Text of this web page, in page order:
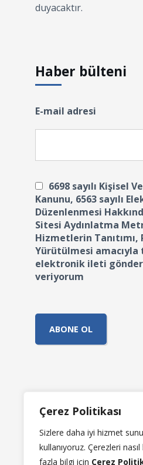
Çerez Politikası
Sizlere daha iyi hizmet
kullanıyoruz. Çerezleri nasıl
fazla bilgi için Çerez
duyacaktır.
Haber bülteni
E-mail adresi
6698 sayılı Kişisel
Kanunu, 6563 sayılı
Düzenlenmesi
Sitesi Aydınlatma
Hizmetlerin
Yürütülmesi
elektronik ileti
veriyorum
KVKK
Mintiworld İlgili Kişi
Çerez Politikası